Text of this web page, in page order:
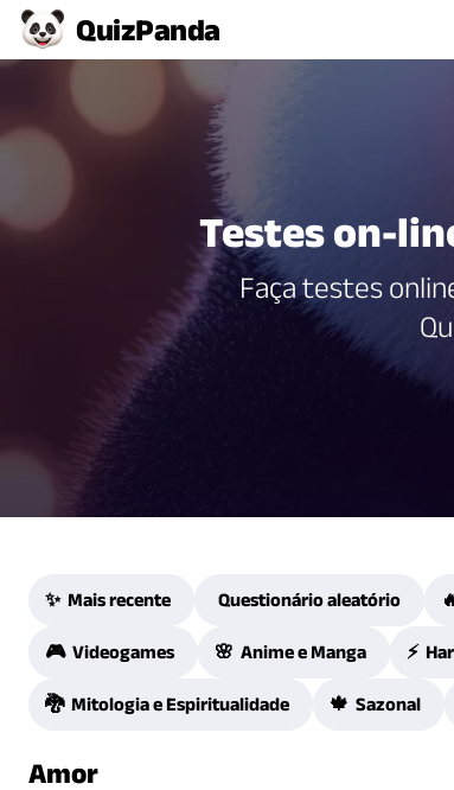
QuizPanda
Testes on-
Faça testes
✨ Mais recente Questionário aleatório
🎮 Videogames 🌸 Anime e Manga ⚡
🐉 Mitologia e Espiritualidade 🍁 Sazonal
Amor